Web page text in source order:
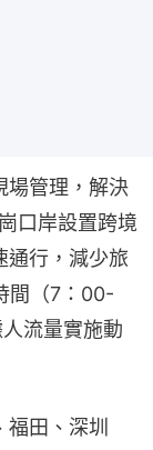
場管理，解決
口岸設置跨境
通行，減少旅
間（7：00-
流量實施動
田、深圳